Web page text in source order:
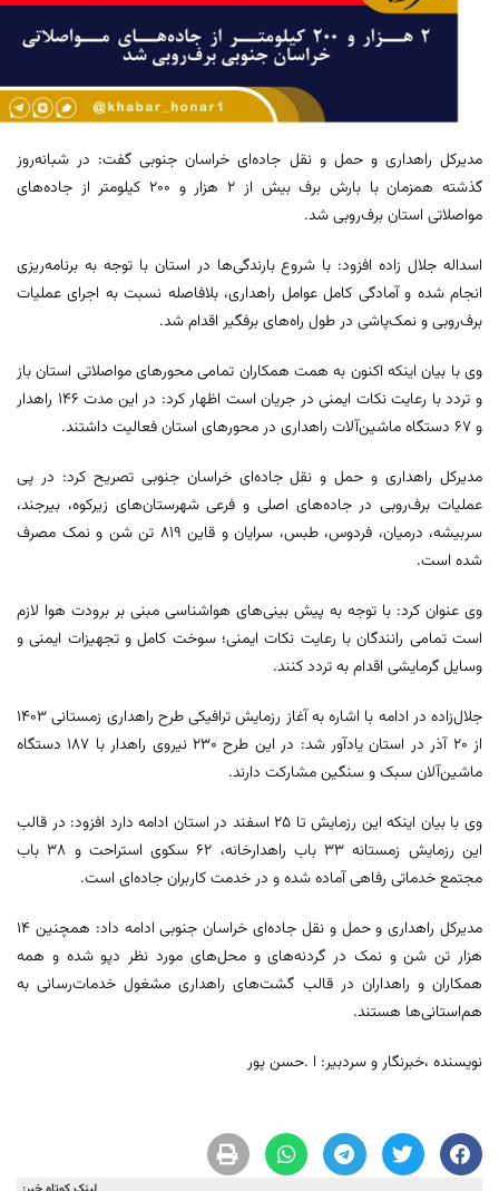
مدیرکل راهداری و حمل و نقل جاده‌ای خراسان جنوبی گفت: در شبانه‌روز
گذشته همزمان با بارش برف بیش از ۲ هزار و ۲۰۰ کیلومتر از جاده‌های
مواصلاتی استان برف‌روبی شد.
اسداله جلال زاده افزود: با شروع بارندگی‌ها در استان با توجه به برنامه‌ریزی
انجام شده و آمادگی کامل عوامل راهداری، بلافاصله نسبت به اجرای عملیات
برف‌روبی و نمک‌پاشی در طول راه‌های برفگیر اقدام شد.
وی با بیان اینکه اکنون به همت همکاران تمامی محورهای مواصلاتی استان باز
و تردد با رعایت نکات ایمنی در جریان است اظهار کرد: در این مدت ۱۴۶ راهدار
و ۶۷ دستگاه ماشین‌آلات راهداری در محورهای استان فعالیت داشتند.
مدیرکل راهداری و حمل و نقل جاده‌ای خراسان جنوبی تصریح کرد: در پی
عملیات برف‌روبی در جاده‌های اصلی و فرعی شهرستان‌های زیرکوه، بیرجند،
سربیشه، درمیان، فردوس، طبس، سرایان و قاین ۸۱۹ تن شن و نمک مصرف
شده است.
وی عنوان کرد: با توجه به پیش بینی‌های هواشناسی مبنی بر برودت هوا لازم
است تمامی رانندگان با رعایت نکات ایمنی؛ سوخت کامل و تجهیزات ایمنی و
وسایل گرمایشی اقدام به تردد کنند.
جلال‌زاده در ادامه با اشاره به آغاز رزمایش ترافیکی طرح راهداری زمستانی ۱۴۰۳
از ۲۰ آذر در استان یادآور شد: در این طرح ۲۳۰ نیروی راهدار با ۱۸۷ دستگاه
ماشین‌آلان سبک و سنگین مشارکت دارند.
وی با بیان اینکه این رزمایش تا ۲۵ اسفند در استان ادامه دارد افزود: در قالب
این رزمایش زمستانه ۳۳ باب راهدارخانه، ۶۲ سکوی استراحت و ۳۸ باب
مجتمع خدماتی رفاهی آماده شده و در خدمت کاربران جاده‌ای است.
مدیرکل راهداری و حمل و نقل جاده‌ای خراسان جنوبی ادامه داد: همچنین ۱۴
هزار تن شن و نمک در گردنه‌های و محل‌های مورد نظر دپو شده و همه
همکاران و راهداران در قالب گشت‌های راهداری مشغول خدمات‌رسانی به
هم‌استانی‌ها هستند.
نویسنده ،خبرنگار و سردبیر: ا .حسن پور